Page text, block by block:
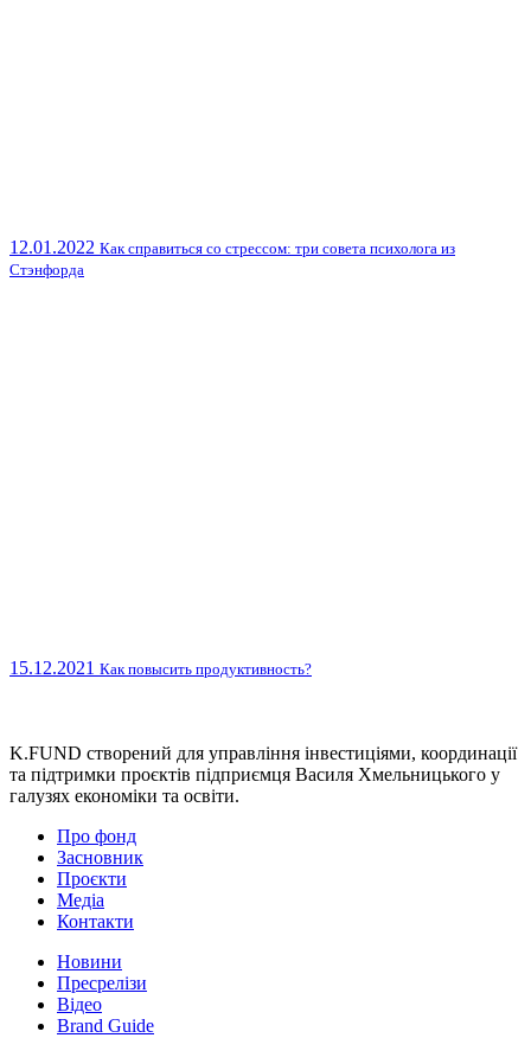
12.01.2022 Как справиться со стрессом: три совета психолога из
Стэнфорда
15.12.2021 Как повысить продуктивность?
K.FUND створений для управління інвестиціями, координації
та підтримки проєктів підприємця Василя Хмельницького у
галузях економіки та освіти.
Про фонд
Засновник
Проєкти
Медіа
Контакти
Новини
Пресрелізи
Відео
Brand Guide